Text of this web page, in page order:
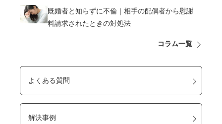
既婚者と知らずに不倫｜相手の配偶者から慰謝
料請求されたときの対処法
コラム一覧
よくある質問
解決事例